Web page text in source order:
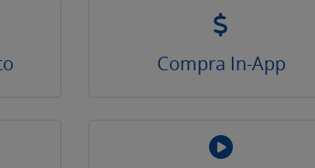
Compra In-App